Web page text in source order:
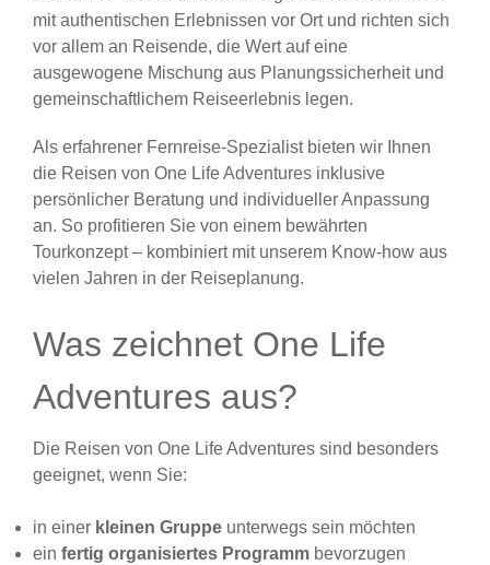
mit authentischen Erlebnissen vor Ort und richten sich
vor allem an Reisende, die Wert auf eine
ausgewogene Mischung aus Planungssicherheit und
gemeinschaftlichem Reiseerlebnis legen.
Als erfahrener Fernreise-Spezialist bieten wir Ihnen
die Reisen von One Life Adventures inklusive
persönlicher Beratung und individueller Anpassung
an. So profitieren Sie von einem bewährten
Tourkonzept – kombiniert mit unserem Know-how aus
vielen Jahren in der Reiseplanung.
Was zeichnet One Life
Adventures aus?
Die Reisen von One Life Adventures sind besonders
geeignet, wenn Sie:
in einer kleinen Gruppe unterwegs sein möchten
ein fertig organisiertes Programm bevorzugen